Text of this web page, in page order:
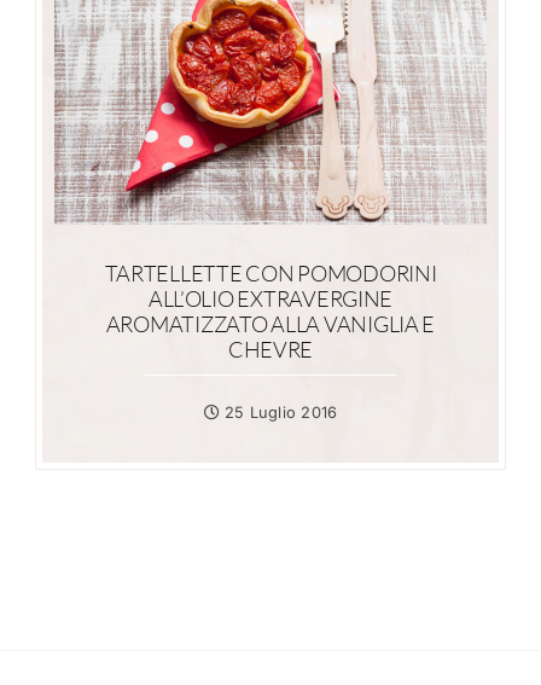
TARTELLETTE CON POMODORINI
ALL’OLIO EXTRAVERGINE
AROMATIZZATO ALLA VANIGLIA E
CHEVRE
25 Luglio 2016